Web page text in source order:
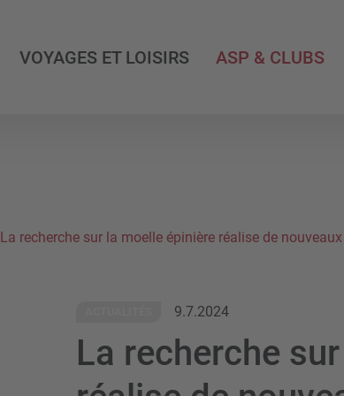
VOYAGES ET LOISIRS ASP & CLUBS
La recherche sur la moelle épinière réalise de
9.7.2024
La recherche